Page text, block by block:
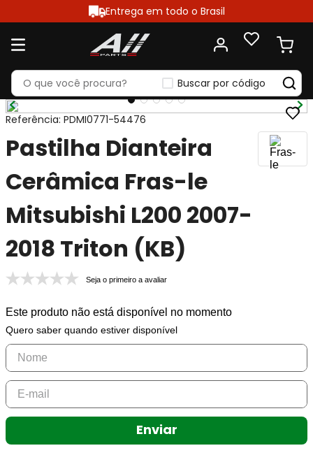
Entrega em todo o Brasil
Buscar por código
Referência: PDMI0771-54476
Pastilha Dianteira
Cerâmica Fras-le
Mitsubishi L200 2007-
2018 Triton (KB)
Seja o primeiro a avaliar
Este produto não está disponível no momento
Quero saber quando estiver disponível
Enviar